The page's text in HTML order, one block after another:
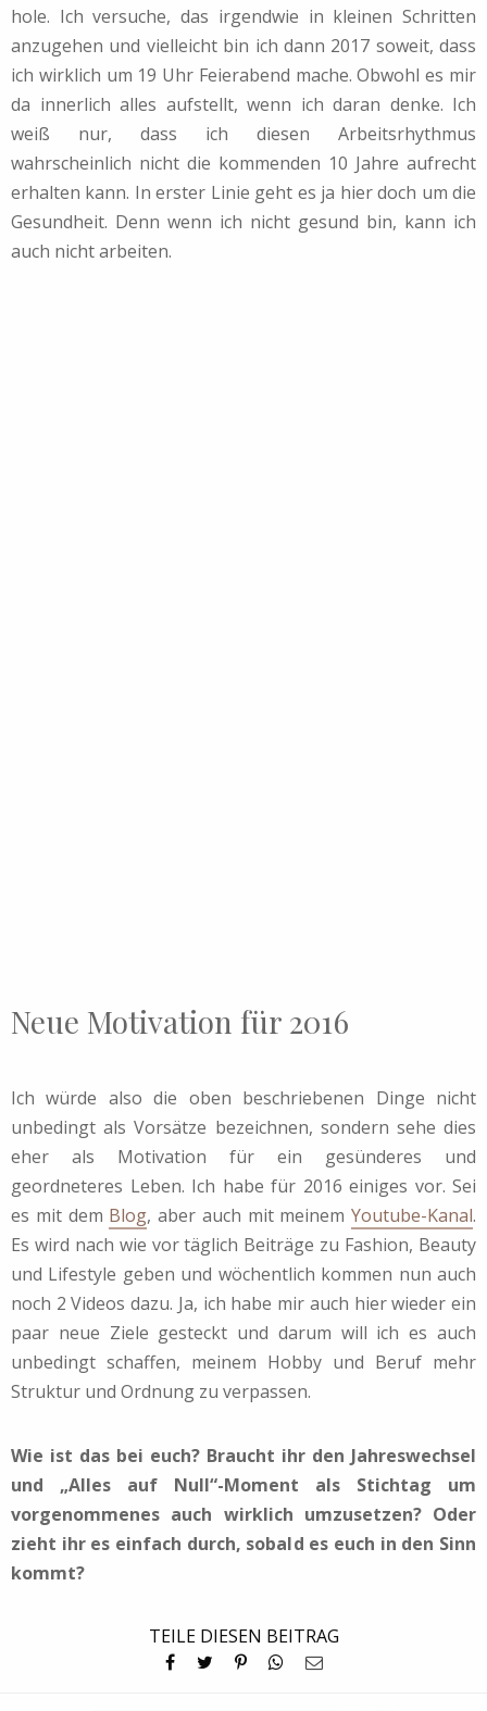
hole. Ich versuche, das irgendwie in kleinen Schritten
anzugehen und vielleicht bin ich dann 2017 soweit, dass
ich wirklich um 19 Uhr Feierabend mache. Obwohl es mir
da innerlich alles aufstellt, wenn ich daran denke. Ich
weiß nur, dass ich diesen Arbeitsrhythmus
wahrscheinlich nicht die kommenden 10 Jahre aufrecht
erhalten kann. In erster Linie geht es ja hier doch um die
Gesundheit. Denn wenn ich nicht gesund bin, kann ich
auch nicht arbeiten.
Neue Motivation für 2016
Ich würde also die oben beschriebenen Dinge nicht
unbedingt als Vorsätze bezeichnen, sondern sehe dies
eher als Motivation für ein gesünderes und
geordneteres Leben. Ich habe für 2016 einiges vor. Sei
es mit dem Blog, aber auch mit meinem Youtube-Kanal.
Es wird nach wie vor täglich Beiträge zu Fashion, Beauty
und Lifestyle geben und wöchentlich kommen nun auch
noch 2 Videos dazu. Ja, ich habe mir auch hier wieder ein
paar neue Ziele gesteckt und darum will ich es auch
unbedingt schaffen, meinem Hobby und Beruf mehr
Struktur und Ordnung zu verpassen.
Wie ist das bei euch? Braucht ihr den Jahreswechsel
und „Alles auf Null“-Moment als Stichtag um
vorgenommenes auch wirklich umzusetzen? Oder
zieht ihr es einfach durch, sobald es euch in den Sinn
kommt?
TEILE DIESEN BEITRAG